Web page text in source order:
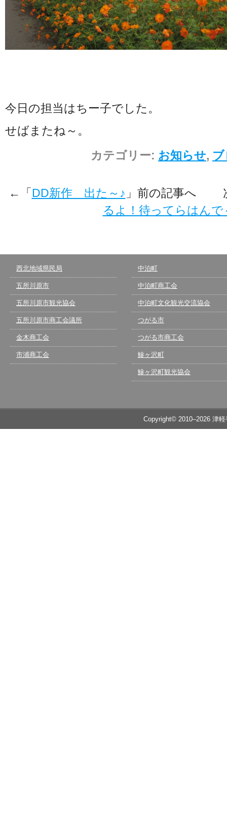
今日の担当はちー子でした。
せばまたね～。
カテゴリー: お知らせ,
←「DD新作 出た～♪ 」前の記事へ
るよ！待ってらはんで
西北地域県民局
五所川原市
五所川原市観光協会
五所川原市商工会議所
金木商工会
市浦商工会
中泊町
中泊町商工会
中泊町文化観光交流協会
つがる市
つがる市商工会
鰺ヶ沢町
鰺ヶ沢町観光協会
Copyright© 2010–2026 津